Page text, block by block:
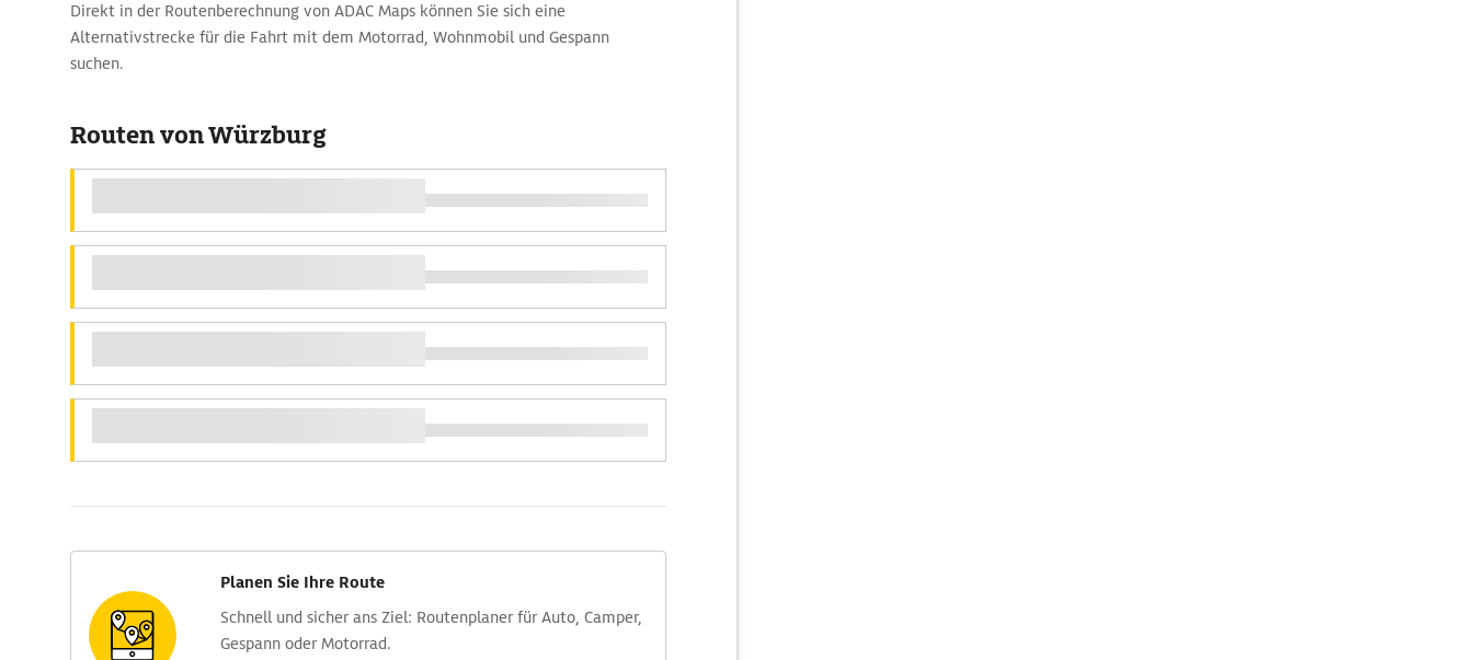
Direkt in der Routenberechnung von ADAC Maps können Sie sich eine
Alternativstrecke für die Fahrt mit dem Motorrad, Wohnmobil und Gespann
suchen.
Routen von Würzburg
Planen Sie Ihre Route
Schnell und sicher ans Ziel: Routen­planer für Auto, Camper,
Gespann oder Motorrad.